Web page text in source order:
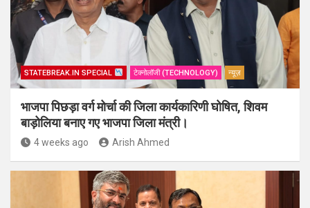
STATEBREAK.IN SPECIAL टेक्नोलॉजी (TECHNOLOGY) न्यूज़
भाजपा पिछड़ा वर्ग मोर्चा की जिला कार्यकारिणी घोषित, शिवम
बाड़ोलिया बनाए गए भाजपा जिला मंत्री।
4 weeks ago Arish Ahmed